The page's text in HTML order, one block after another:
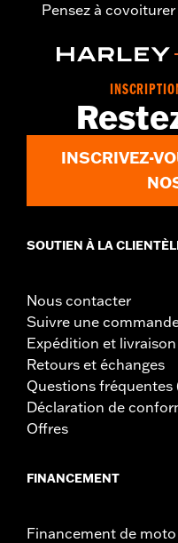
Pensez à
INSCRIVEZ-
SOUTIEN À LA
Nous contacter
Suivre une
Expédition et livraison
Retours et échanges
Questions fréquentes
Déclaration de
Offres
FINANCEMENT
Financement de moto